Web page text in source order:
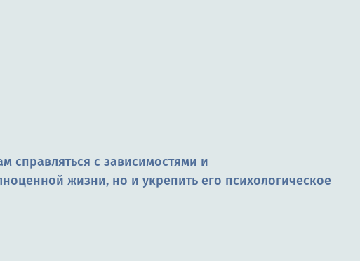
справляться с зависимостями и
жизни, но и укрепить его психологическое